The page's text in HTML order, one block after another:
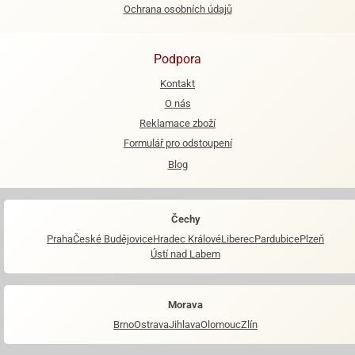
Ochrana osobních údajů
Podpora
Kontakt
O nás
Reklamace zboží
Formulář pro odstoupení
Blog
Čechy
PrahaČeské BudějoviceHradec KrálovéLiberecPardubicePlzeň
Ústí nad Labem
Morava
BrnoOstravaJihlavaOlomoucZlín